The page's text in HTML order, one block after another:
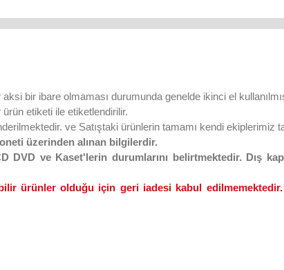
aksi bir ibare olmaması durumunda genelde ikinci el
ürün etiketi ile etiketlendirilir.
ve Satıştaki ürünlerin tamamı kendi ekiplerimiz
üzerinden alınan bilgilerdir.
DVD ve Kaset'lerin durumlarını belirtmektedir. Dış
ürünler olduğu için geri iadesi kabul